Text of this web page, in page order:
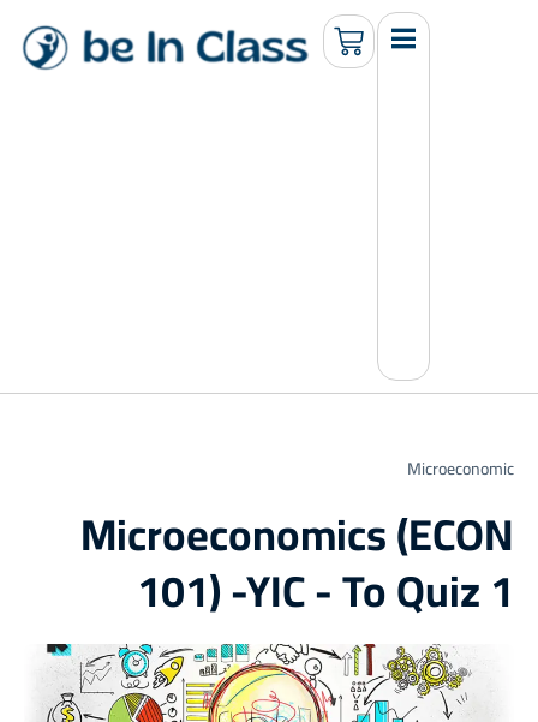
Microeconomic
Microeconomics (ECON
101) -YIC - To Quiz 1